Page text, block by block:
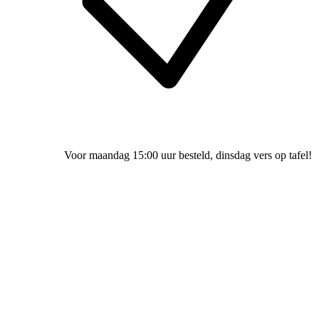
Voor maandag 15:00 uur besteld, dinsdag vers op tafel!